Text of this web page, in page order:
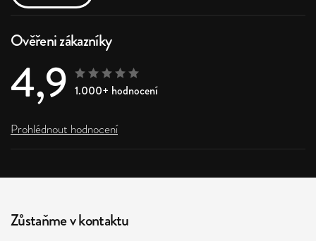
Ověřeni zákazníky
4,9 1.000+ hodnocení
Prohlédnout hodnocení
Zůstaňme v kontaktu